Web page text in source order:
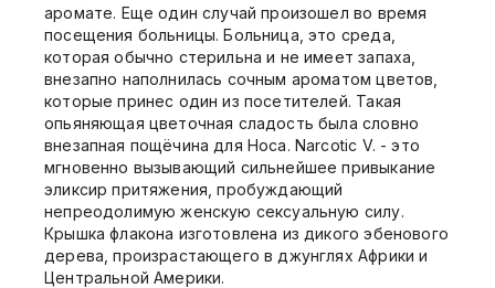
аромате. Еще один случай произошел во время
посещения больницы. Больница, это среда,
которая обычно стерильна и не имеет запаха,
внезапно наполнилась сочным ароматом цветов,
которые принес один из посетителей. Такая
опьяняющая цветочная сладость была словно
внезапная пощёчина для Носа. Narcotic V. - это
мгновенно вызывающий сильнейшее привыкание
эликсир притяжения, пробуждающий
непреодолимую женскую сексуальную силу.
Крышка флакона изготовлена из дикого эбенового
дерева, произрастающего в джунглях Африки и
Центральной Америки.